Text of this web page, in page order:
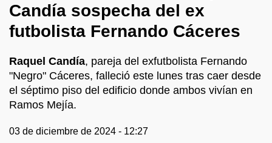
Candía sospecha del ex
futbolista Fernando Cáceres
Raquel Candía, pareja del exfutbolista Fernando
"Negro" Cáceres, falleció este lunes tras caer desde
el séptimo piso del edificio donde ambos vivían en
Ramos Mejía.
03 de diciembre de 2024 - 12:27